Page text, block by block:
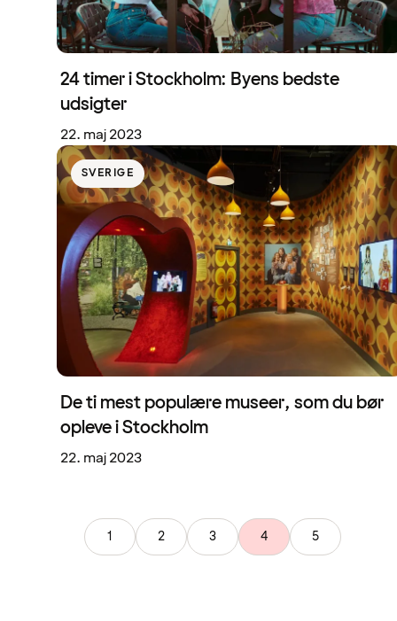
24 timer i Stockholm: Byens bedste
udsigter
22. maj 2023
SVERIGE
De ti mest populære museer, som du bør
opleve i Stockholm
22. maj 2023
1 2 3 4 5